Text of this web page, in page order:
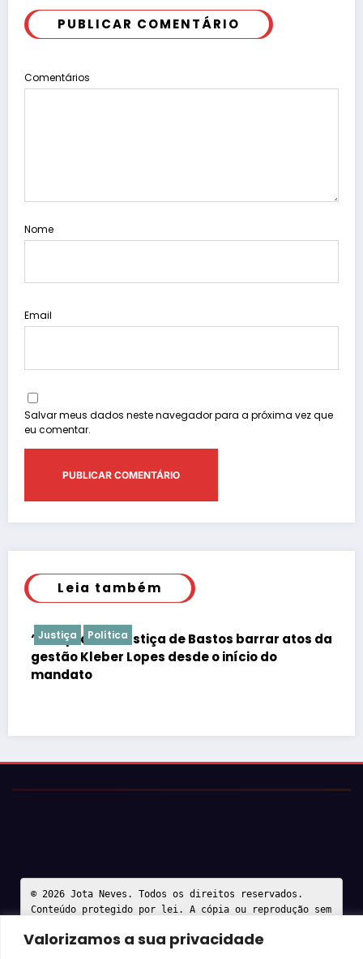
Valorizamos a sua privacidade
PUBLICAR COMENTÁRIO
Comentários
Nome
Email
Salvar meus dados neste navegador para a próxima vez que
eu comentar.
Leia também
Bastos barrar atos da
o início do
Justiça Polícia
Justiça barra Festa do
falta de atestados de
© 2026 Jota Neves. Todos os direitos reservados.
Conteúdo protegido por lei. A cópia ou reprodução sem
autorização expressa está sujeita às penalidades